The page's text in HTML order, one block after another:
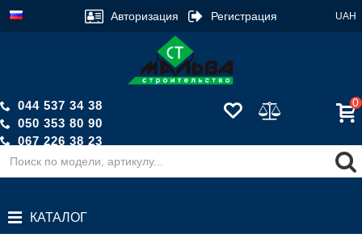
UAH
Авторизация Регистрация
044 537 34 38
050 353 80 90
067 226 38 23
Обратный звонок
0
КАТАЛОГ